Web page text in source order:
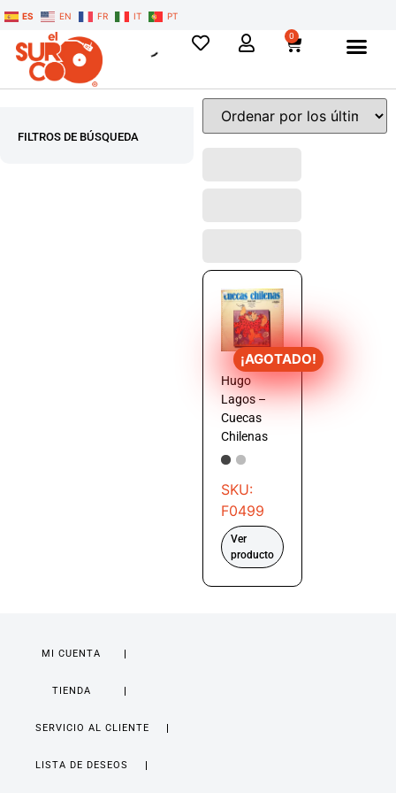
ES EN FR IT PT
0
FILTROS DE BÚSQUEDA
¡AGOTADO!
Hugo
Lagos –
Cuecas
Chilenas
SKU:
F0499
Ver
producto
MI CUENTA
TIENDA
SERVICIO AL CLIENTE
LISTA DE DESEOS